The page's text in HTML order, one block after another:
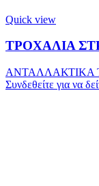
Quick view
ΤΡΟΧΑΛΙΑ
ΑΝΤΑΛΛΑΚΤΙΚΑ
Συνδεθείτε για να